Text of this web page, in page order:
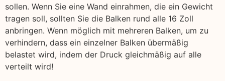
sollen. Wenn Sie eine Wand einrahmen, die ein Gewicht
tragen soll, sollten Sie die Balken rund alle 16 Zoll
anbringen. Wenn möglich mit mehreren Balken, um zu
verhindern, dass ein einzelner Balken übermäßig
belastet wird, indem der Druck gleichmäßig auf alle
verteilt wird!